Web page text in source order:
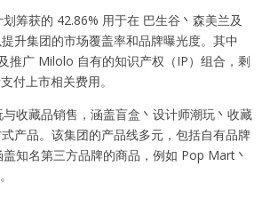
筹获的 42.86% 用于在 巴生谷丶森美兰及
升集团的市场覆盖率和品牌曝光度。其中
推广 Milolo 自有的知识产权（IP）组合，剩
付上市相关费用。
收藏品销售，涵盖盲盒丶设计师潮玩丶收藏
产品。该集团的产品线多元，包括自有品牌
知名第三方品牌的商品，例如 Pop Mart丶